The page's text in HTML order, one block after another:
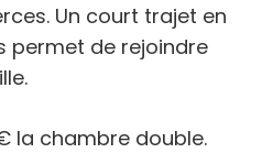
Un court trajet en
permet de rejoindre
la chambre double.